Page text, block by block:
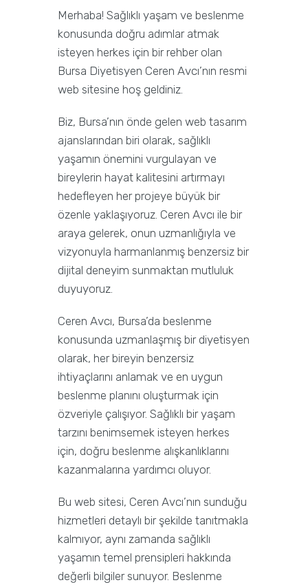
Merhaba! Sağlıklı yaşam ve beslenme
konusunda doğru adımlar atmak
isteyen herkes için bir rehber olan
Bursa Diyetisyen Ceren Avcı’nın resmi
web sitesine hoş geldiniz.
Biz, Bursa’nın önde gelen web tasarım
ajanslarından biri olarak, sağlıklı
yaşamın önemini vurgulayan ve
bireylerin hayat kalitesini artırmayı
hedefleyen her projeye büyük bir
özenle yaklaşıyoruz. Ceren Avcı ile bir
araya gelerek, onun uzmanlığıyla ve
vizyonuyla harmanlanmış benzersiz bir
dijital deneyim sunmaktan mutluluk
duyuyoruz.
Ceren Avcı, Bursa’da beslenme
konusunda uzmanlaşmış bir diyetisyen
olarak, her bireyin benzersiz
ihtiyaçlarını anlamak ve en uygun
beslenme planını oluşturmak için
özveriyle çalışıyor. Sağlıklı bir yaşam
tarzını benimsemek isteyen herkes
için, doğru beslenme alışkanlıklarını
kazanmalarına yardımcı oluyor.
Bu web sitesi, Ceren Avcı’nın sunduğu
hizmetleri detaylı bir şekilde tanıtmakla
kalmıyor, aynı zamanda sağlıklı
yaşamın temel prensipleri hakkında
değerli bilgiler sunuyor. Beslenme